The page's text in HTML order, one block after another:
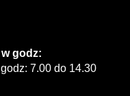
godz:
7.00 do 14.30